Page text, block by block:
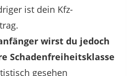
ist dein Kfz-
wirst du jedoch
Schadenfreiheitsklasse
gesehen